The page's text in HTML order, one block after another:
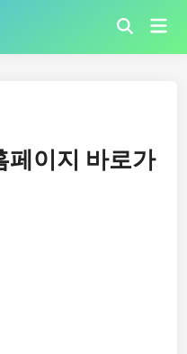
Open
페이지 바로가